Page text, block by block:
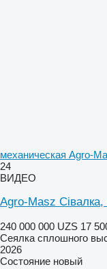
механическая Agro-
24
ВИДЕО
Agro-Masz
240 000 000 UZS 17
Сеялка сплошного
2026
Состояние новый